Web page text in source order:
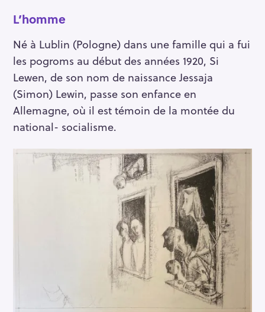
L’homme
Né à Lublin (Pologne) dans une famille qui a fui
les pogroms au début des années 1920, Si
Lewen, de son nom de naissance Jessaja
(Simon) Lewin, passe son enfance en
Allemagne, où il est témoin de la montée du
national- socialisme.